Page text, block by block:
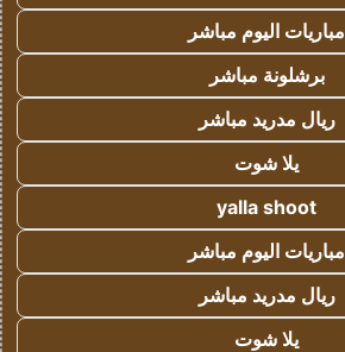
مباريات اليوم مباشر
برشلونة مباشر
ريال مدريد مباشر
يلا شوت
yalla shoot
مباريات اليوم مباشر
ريال مدريد مباشر
يلا شوت